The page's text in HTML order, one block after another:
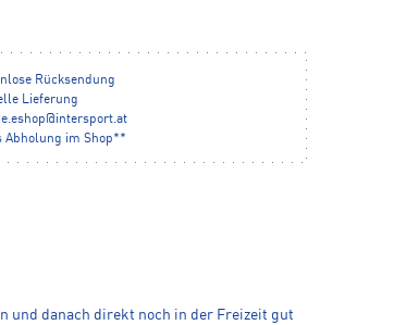
Rücksendung
Lieferung
@ intersport.at
Abholung im Shop**
und danach direkt noch in der Freizeit gut